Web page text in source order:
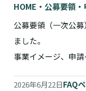
HOME・公募要領
公募要領（一次公
ました。
事業イメージ、申請
2026年6月22日FAQ